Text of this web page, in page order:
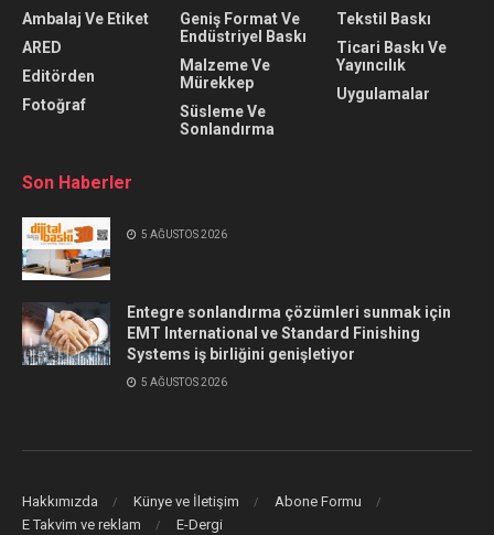
Ambalaj Ve Etiket
ARED
Editörden
Fotoğraf
Geniş Format Ve
Endüstriyel Baskı
Malzeme Ve
Mürekkep
Süsleme Ve
Sonlandırma
Tekstil Baskı
Ticari Baskı Ve
Yayıncılık
Uygulamalar
Son Haberler
5 AĞUSTOS 2026
Entegre sonlandırma çözümleri sunmak için
EMT International ve Standard Finishing
Systems iş birliğini genişletiyor
5 AĞUSTOS 2026
Hakkımızda Künye ve İletişim
Abone Formu
E Takvim ve reklam
E-Dergi